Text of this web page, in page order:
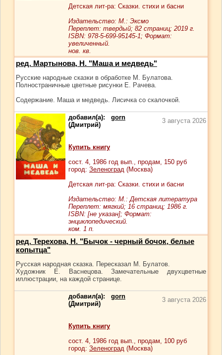
Детская лит-ра: Сказки. стихи и басни
Издательство: М.: Эксмо
Переплет: твердый; 82 страниц; 2019 г.
ISBN: 978-5-699-95145-1; Формат:
увеличенный.
нов. кв.
ред. Мартынова, Н. "Маша и медведь"
Русские народные сказки в обработке М. Булатова.
Полностраничные цветные рисунки Е. Рачева.
Содержание. Маша и медведь. Лисичка со скалочкой.
добавил(а): gorn
(Дмитрий)
3 августа 2026
Купить книгу
сост. 4, 1986 год вып., продам, 150 руб
город: Зеленоград (Москва)
Детская лит-ра: Сказки. стихи и басни
Издательство: М.: Детская литература
Переплет: мягкий; 16 страниц; 1986 г.
ISBN: [не указан]; Формат:
энциклопедический.
ком. 1 п.
ред. Терехова, Н. "Бычок - черный бочок, белые
копытца"
Русская народная сказка. Пересказал М. Булатов.
Художник Е. Васнецова. Замечательные двухцветные
иллюстрации, на каждой странице.
добавил(а): gorn
(Дмитрий)
3 августа 2026
Купить книгу
сост. 4, 1986 год вып., продам, 100 руб
город: Зеленоград (Москва)